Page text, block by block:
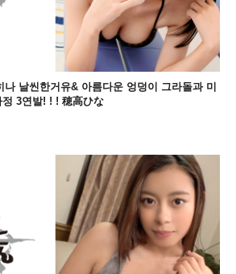
날씬한거유& 아름다운 엉덩이 그라돌과 미
3연발! ! ! 穂高ひな